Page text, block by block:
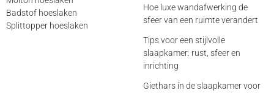
Badstof hoeslaken
Splittopper hoeslaken
Hoe luxe wandafwerking de
sfeer van een ruimte verandert
Tips voor een stijlvolle
slaapkamer: rust, sfeer en
inrichting
Giethars in de slaapkamer voor